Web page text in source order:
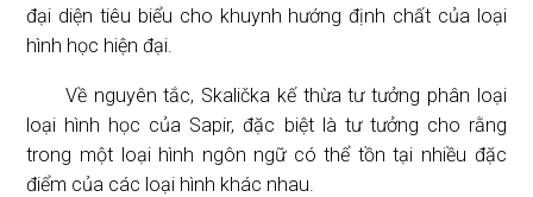
đại diện tiêu biểu cho khuynh hướng định chất của loại
hình học hiện đại.
Về nguyên tắc, Skalička kế thừa tư tưởng phân loại
loại hình học của Sapir, đặc biệt là tư tưởng cho rằng
trong một loại hình ngôn ngữ có thể tồn tại nhiều đặc
điểm của các loại hình khác nhau.